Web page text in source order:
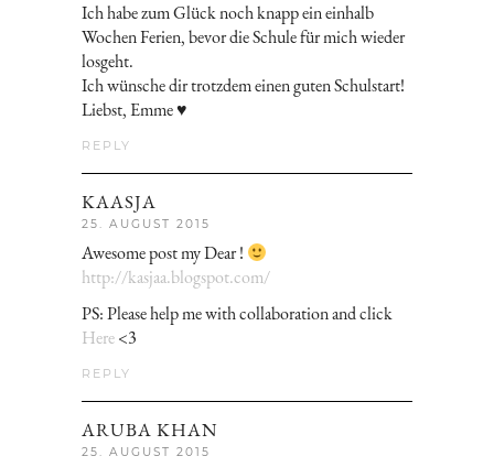
Ich habe zum Glück noch knapp ein einhalb
Wochen Ferien, bevor die Schule für mich wieder
losgeht.
Ich wünsche dir trotzdem einen guten Schulstart!
Liebst, Emme ♥
REPLY
KAASJA
25. AUGUST 2015
Awesome post my Dear !
http://kasjaa.blogspot.com/
PS: Please help me with collaboration and click
Here<3
REPLY
ARUBA KHAN
25. AUGUST 2015